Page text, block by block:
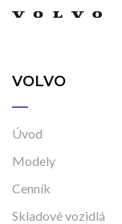
VOLVO
Úvod
Modely
Cenník
Skladové vozidlá